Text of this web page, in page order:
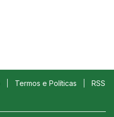
Termos e Políticas RSS